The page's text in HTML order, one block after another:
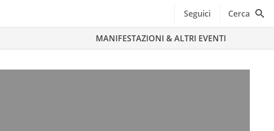
Seguici Cerca
MANIFESTAZIONI & ALTRI EVENTI